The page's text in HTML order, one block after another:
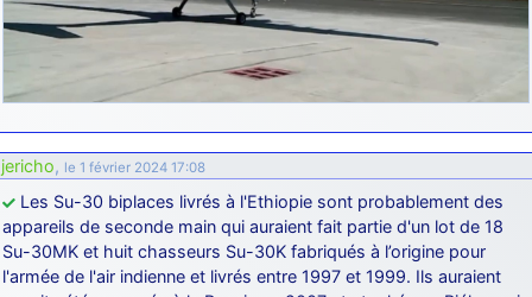
jericho, le 1 février 2024 17:08
Les Su-30 biplaces livrés à l'Ethiopie sont probablement des
appareils de seconde main qui auraient fait partie d'un lot de 18
Su-30MK et huit chasseurs Su-30K fabriqués à l’origine pour
l'armée de l'air indienne et livrés entre 1997 et 1999. Ils auraient